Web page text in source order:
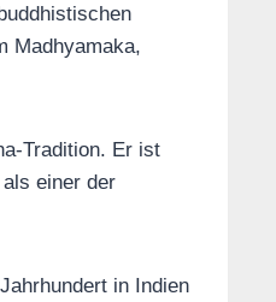
Madhyamaka,
Tradition. Er ist
einer der
in Indien